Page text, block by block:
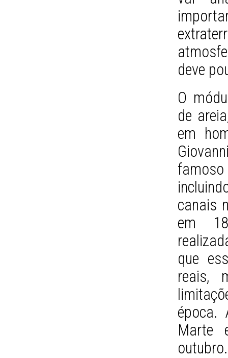
deve
O
de
em
canais
em
que
reais,
época.
Marte
outubro.